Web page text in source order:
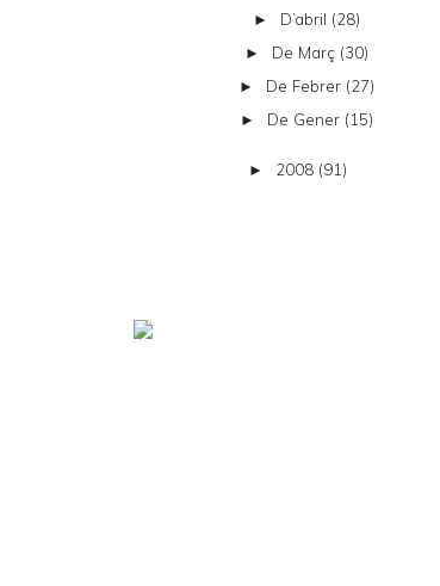
► D’abril (28)
► De Març (30)
► De Febrer (27)
► De Gener (15)
► 2008 (91)